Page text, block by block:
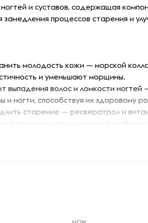
и суставов, содержащая
процессов старения и
молодость кожи — морской
и уменьшают морщины.
выпадения волос и ломкости ногтей
и ногти, способствуя их здоровому
старение — ресвератрол и
стресса и стимулируют выработку
здоровье суставов — коллаген и
коллагена —
и поддерживает здоровье суставов.